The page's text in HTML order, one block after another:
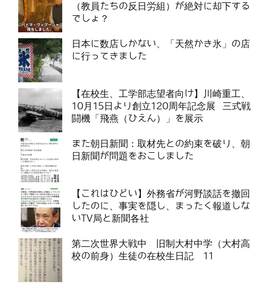
（教員たちの反日労組）が絶対に却下する
でしょ？
日本に数店しかない、「天然かき氷」の店
に行ってきました
【在校生、工学部志望者向け】川崎重工、
10月15日より創立120周年記念展 三式戦
闘機「飛燕（ひえん）」を展示
また朝日新聞：取材先との約束を破り、朝
日新聞が問題をおこしました
【これはひどい】外務省が河野談話を撤回
したのに、事実を隠し、まったく報道しな
いTV局と新聞各社
第二次世界大戦中 旧制大村中学（大村高
校の前身）生徒の在校生日記 11